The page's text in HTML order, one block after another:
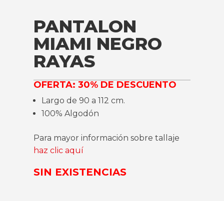
PANTALON
MIAMI NEGRO
RAYAS
OFERTA: 30% DE DESCUENTO
Largo de 90 a 112 cm.
100% Algodón
Para mayor información sobre tallaje
haz clic aquí
SIN EXISTENCIAS